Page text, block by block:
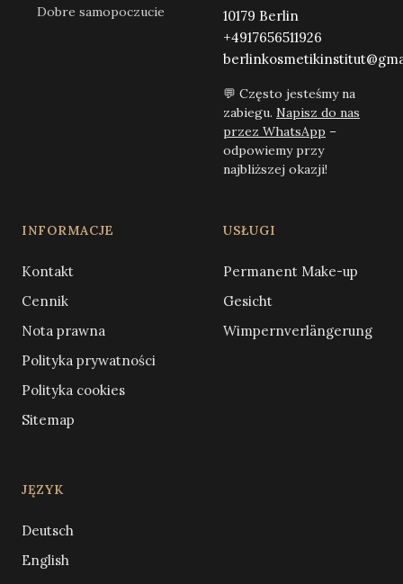
Dobre samopoczucie
10179 Berlin
+4917656511926
💬 Często jesteśmy na
zabiegu. Napisz do nas
przez WhatsApp –
odpowiemy przy
najbliższej okazji!
INFORMACJE
Kontakt
Cennik
Nota prawna
Polityka prywatności
Polityka cookies
Sitemap
USŁUGI
Permanent Make-up
Gesicht
Wimpernverlängerung
JĘZYK
Deutsch
English